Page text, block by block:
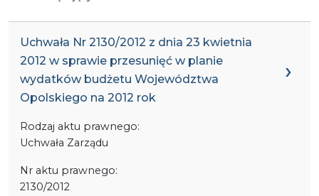
Uchwała Nr 2130/2012 z dnia 23 kwietnia
2012 w sprawie przesunięć w planie
wydatków budżetu Województwa
Opolskiego na 2012 rok
Rodzaj aktu prawnego:
Uchwała Zarządu
Nr aktu prawnego:
2130/2012